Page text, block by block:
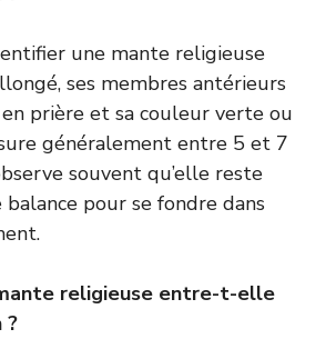
une mante religieuse
ses membres antérieurs
prière et sa couleur verte ou
généralement entre 5 et 7
souvent qu’elle reste
pour se fondre dans
religieuse entre-t-elle
?